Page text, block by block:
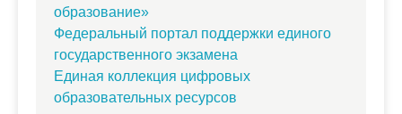
образование»
Федеральный портал поддержки единого
государственного экзамена
Единая коллекция цифровых
образовательных ресурсов